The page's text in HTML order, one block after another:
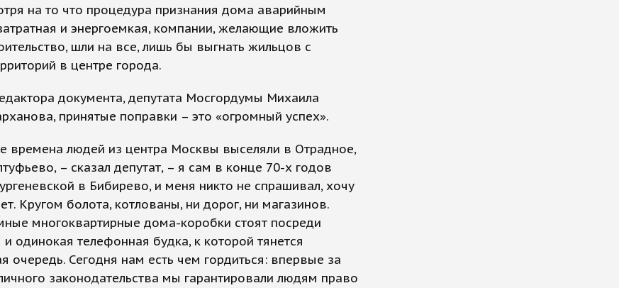
на то что процедура признания дома аварийным
и энергоемкая, компании, желающие вложить
шли на все, лишь бы выгнать жильцов с
в центре города.
документа, депутата Мосгордумы Михаила
принятые поправки – это «огромный успех».
времена людей из центра Москвы выселяли в Отрадное,
– сказал депутат, – я сам в конце 70-х годов
в Бибирево, и меня никто не спрашивал, хочу
Кругом болота, котлованы, ни дорог, ни магазинов.
многоквартирные дома-коробки стоят посреди
и одинокая телефонная будка, к которой тянется
очередь. Сегодня нам есть чем гордиться: впервые за
законодательства мы гарантировали людям право